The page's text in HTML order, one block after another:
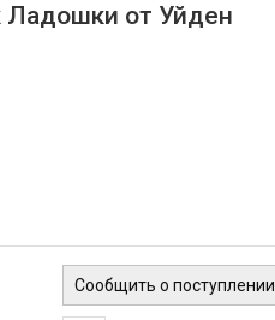
Ладошки от Уйден
Сообщить о поступлении